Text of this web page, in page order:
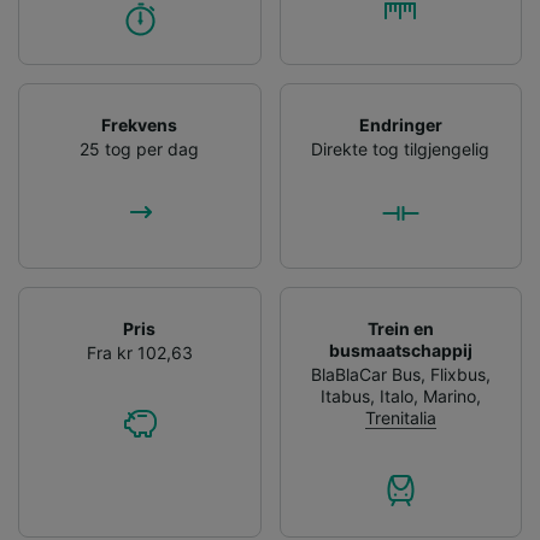
Frekvens
25 tog per dag
Endringer
Direkte tog tilgjengelig
Pris
Fra kr 102,63
Trein en
busmaatschappij
BlaBlaCar Bus, Flixbus,
Itabus, Italo, Marino,
Trenitalia